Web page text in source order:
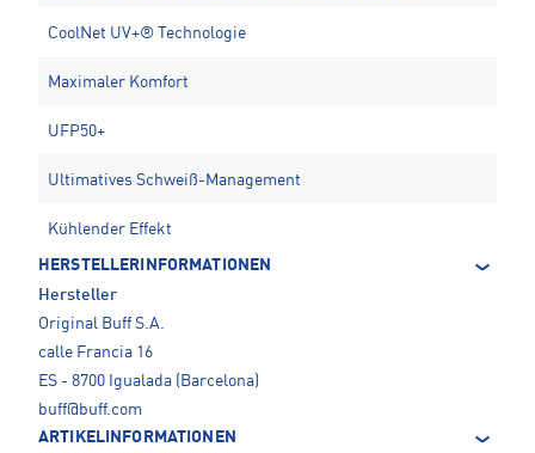
CoolNet UV+® Technologie
Maximaler Komfort
UFP50+
Ultimatives Schweiß-Management
Kühlender Effekt
HERSTELLERINFORMATIONEN
Hersteller
Original Buff S.A.
calle Francia 16
ES - 8700 Igualada (Barcelona)
buff@buff.com
ARTIKELINFORMATIONEN